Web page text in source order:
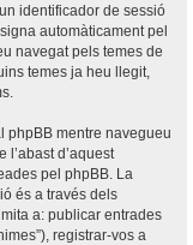
identificador de sessió
automàticament pel
navegat pels temes de
temes ja heu llegit,
phpBB mentre navegueu
l’abast d’aquest
pel phpBB. La
és a través dels
a: publicar entrades
registrar-vos a